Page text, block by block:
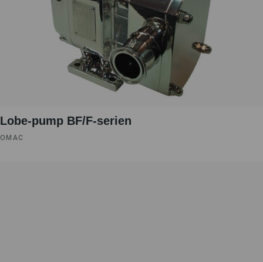
Lobe-pump BF/F-serien
OMAC